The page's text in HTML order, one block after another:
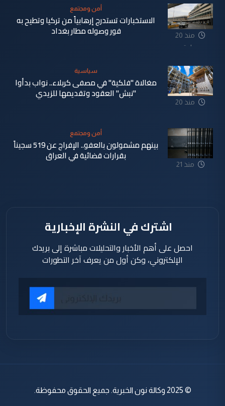
منذ 20
ساعة
أمن ومجتمع
الاستخبارات تستدرج إرهابياً من تركيا وتطيح به
فور وصوله مطار بغداد
منذ 20
سياسية
مغالاة "فلكية" في مصفى كربلاء.. نواب بدأوا
"نبش" العقود وتقديمها للزيدي
منذ 21
أمن ومجتمع
بينهم مشمولون بالعفو.. الإفراج عن 519 سجيناً
بقرارات قضائية في العراق
اشترك في النشرة الإخبارية
احصل على أهم الأخبار والتحليلات مباشرة إلى بريدك
الإلكتروني، وكن أول من يعرف آخر التطورات
© 2025 وكالة نون الخبرية. جميع الحقوق محفوظة.